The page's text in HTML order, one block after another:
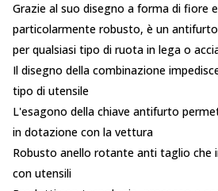
Grazie al suo disegno a forma di fiore
particolarmente robusto, è un
per qualsiasi tipo di ruota in lega o
Il disegno della combinazione
tipo di utensile
L'esagono della chiave antifurto
in dotazione con la vettura
Robusto anello rotante anti taglio che
con utensili